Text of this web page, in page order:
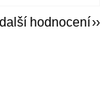
hodnocení